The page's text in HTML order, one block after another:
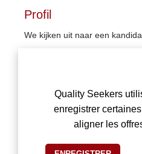
Profil
We kijken uit naar een
voorleggen binnen quality,
auditing, ...
ervaring heeft met
en kwaliteitssystemen
Quality Seekers
enregistrer
aligner les